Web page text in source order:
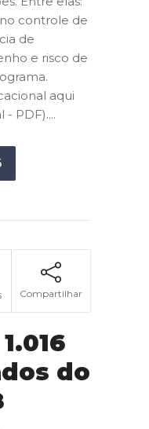
controle de
de
e risco de
aqui
PDF)....
Compartilhar
do